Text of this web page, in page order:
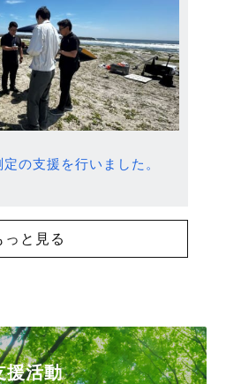
の支援を行いました。
っと見る
援活動